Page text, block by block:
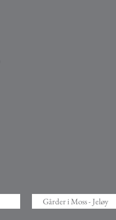
Gårder i Moss - Jeløy